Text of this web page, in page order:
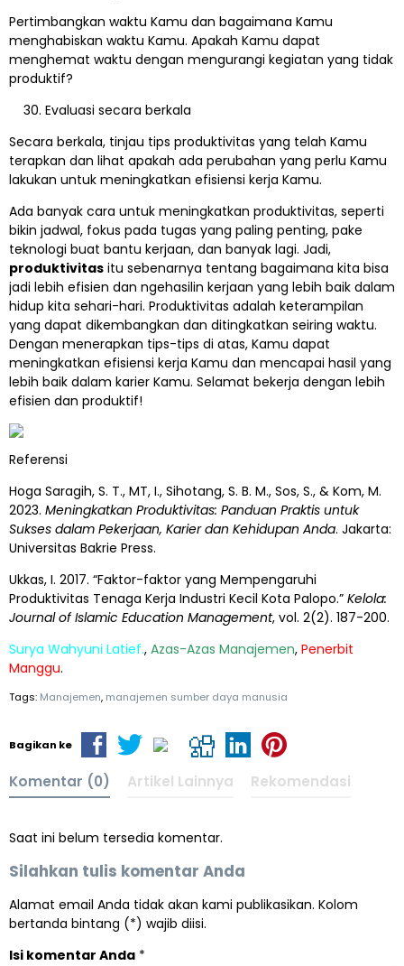
Pertimbangkan waktu Kamu dan bagaimana Kamu
menghabiskan waktu Kamu. Apakah Kamu dapat
menghemat waktu dengan mengurangi kegiatan yang tidak
produktif?
Evaluasi secara berkala
Secara berkala, tinjau tips produktivitas yang telah Kamu
terapkan dan lihat apakah ada perubahan yang perlu Kamu
lakukan untuk meningkatkan efisiensi kerja Kamu.
Ada banyak cara untuk meningkatkan produktivitas, seperti
bikin jadwal, fokus pada tugas yang paling penting, pake
teknologi buat bantu kerjaan, dan banyak lagi. Jadi,
produktivitas itu sebenarnya tentang bagaimana kita bisa
jadi lebih efisien dan ngehasilin kerjaan yang lebih baik dalam
hidup kita sehari-hari. Produktivitas adalah keterampilan
yang dapat dikembangkan dan ditingkatkan seiring waktu.
Dengan menerapkan tips-tips di atas, Kamu dapat
meningkatkan efisiensi kerja Kamu dan mencapai hasil yang
lebih baik dalam karier Kamu. Selamat bekerja dengan lebih
efisien dan produktif!
Referensi
Hoga Saragih, S. T., MT, I., Sihotang, S. B. M., Sos, S., & Kom, M.
2023. Meningkatkan Produktivitas: Panduan Praktis untuk
Sukses dalam Pekerjaan, Karier dan Kehidupan Anda. Jakarta:
Universitas Bakrie Press.
Ukkas, I. 2017. “Faktor-faktor yang Mempengaruhi
Produktivitas Tenaga Kerja Industri Kecil Kota Palopo.” Kelola:
Journal of Islamic Education Management, vol. 2(2). 187-200.
Surya Wahyuni Latief., Azas-Azas Manajemen, Penerbit
Manggu.
Tags: Manajemen, manajemen sumber daya manusia
Bagikan ke
Komentar (0) Artikel Lainnya Rekomendasi
Saat ini belum tersedia komentar.
Silahkan tulis komentar Anda
Alamat email Anda tidak akan kami publikasikan. Kolom
bertanda bintang (*) wajib diisi.
Isi komentar Anda *